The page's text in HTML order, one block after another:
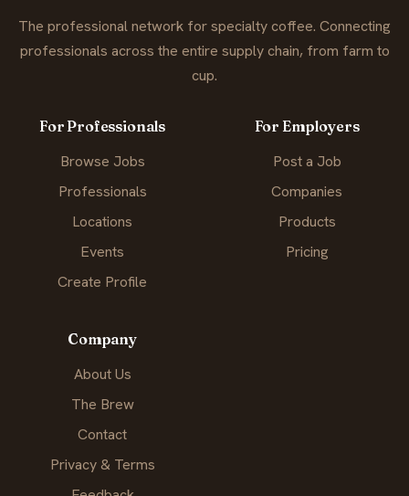
The professional network for specialty coffee. Connecting
professionals across the entire supply chain, from farm to
cup.
For Professionals
Browse Jobs
Professionals
Locations
Events
Create Profile
For Employers
Post a Job
Companies
Products
Pricing
Company
About Us
The Brew
Contact
Privacy & Terms